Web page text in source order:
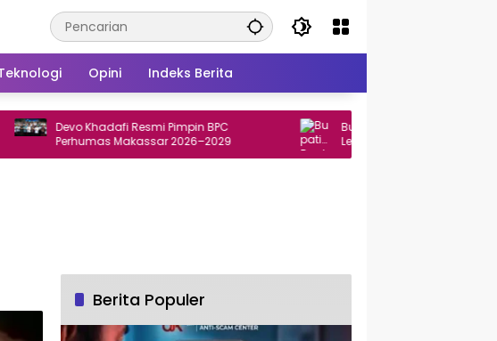
Opini Indeks Berita
Devo Khadafi Resmi Pimpin BPC
Perhumas Makassar 2026–2029
Bupati Bantaeng Resmikan
Lepas Peserta Fun Run Bissampole
Berita Populer